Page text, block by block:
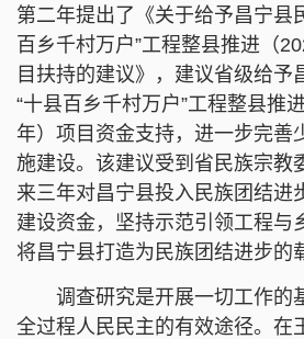
第二年提出了《关于给予昌宁县
百乡千村万户”工程整县推进（
目扶持的建议》，建议省级给予
“十县百乡千村万户”工程整县推
年）项目资金支持，进一步完善
施建设。该建议受到省民族宗教
来三年对昌宁县投入民族团结进
建设资金，坚持示范引领工程与
将昌宁县打造为民族团结进步的
调查研究是开展一切工作的
全过程人民民主的有效途径。在